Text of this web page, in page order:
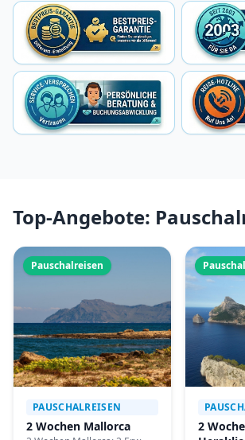
Top-Angebote:
Pauschalreisen
PAUSCHALREISEN
2 Wochen Mallorca
2